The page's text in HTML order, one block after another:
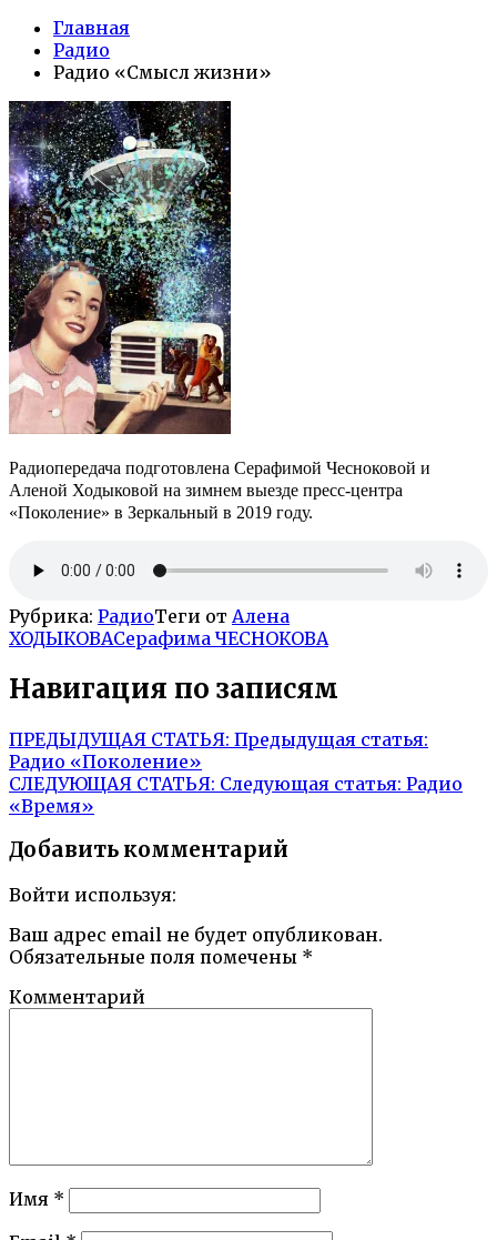
Главная
Радио
Радио «Смысл жизни»
Радиопередача подготовлена Серафимой Чесноковой и
Аленой Ходыковой на зимнем выезде пресс-центра
«Поколение» в Зеркальный в 2019 году.
Рубрика: РадиоТеги от Алена
ХОДЫКОВАСерафима ЧЕСНОКОВА
Навигация по записям
ПРЕДЫДУЩАЯ СТАТЬЯ: Предыдущая статья:
Радио «Поколение»
СЛЕДУЮЩАЯ СТАТЬЯ: Следующая статья: Радио
«Время»
Добавить комментарий
Войти используя:
Ваш адрес email не будет опубликован.
Обязательные поля помечены *
Комментарий
Имя *